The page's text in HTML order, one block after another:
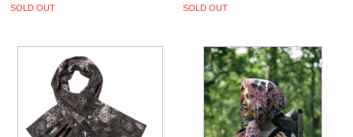
SOLD OUT SOLD OUT